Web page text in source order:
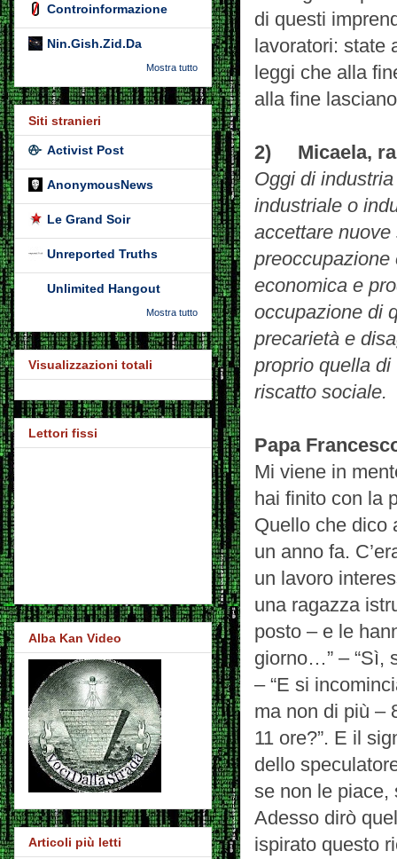
di questi
lavoratori: state
leggi che alla
alla fine
2) Micaela,
Oggi di
industriale o
accettare
preoccupazione
economica e
occupazione di
precarietà e
proprio quella
riscatto sociale.
Papa
Mi viene in
hai finito con la
Quello che dico
un anno fa.
un lavoro
una ragazza
posto – e le
giorno…” – “Sì,
– “E si
ma non di più –
11 ore?”. E il
dello
se non le piace,
Adesso dirò
ispirato questo
Controinformazione
Nin.Gish.Zid.Da
Mostra tutto
Siti stranieri
Activist Post
AnonymousNews
Le Grand Soir
Unreported Truths
Unlimited Hangout
Mostra tutto
Visualizzazioni totali
Lettori fissi
Alba Kan Video
Articoli più letti